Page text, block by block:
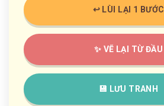
↩️ LÙI LẠI 1 BƯỚC
✨ VẼ LẠI TỪ ĐẦU
💾 LƯU TRANH